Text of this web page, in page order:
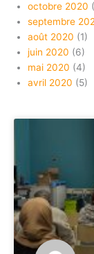
octobre 2020
septembre
août 2020 (1)
juin 2020 (6)
mai 2020 (4)
avril 2020 (5)